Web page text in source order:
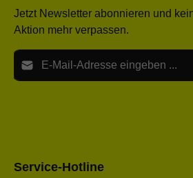
Jetzt Newsletter abonnieren und
Aktion mehr verpassen.
E-Mail-Adresse*
Service-Hotline